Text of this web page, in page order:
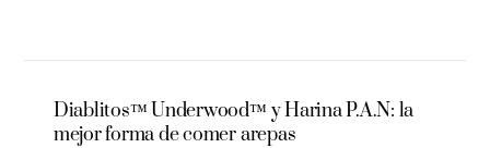
Diablitos™ Underwood™ y Harina P.A.N: la
mejor forma de comer arepas